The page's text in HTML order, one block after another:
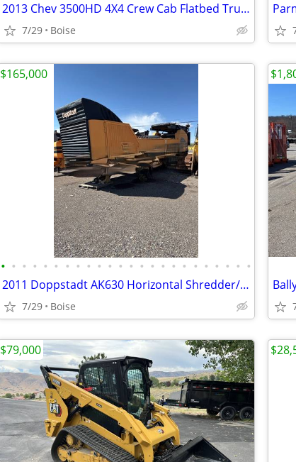
2013 Chev 3500HD 4X4 Crew Cab Flatbed Truck
7/29 Boise
• • • • • • • • • • • • • • • • • • • • • • • •
2011 Doppstadt AK630 Horizontal Shredder/Grinder
7/29 Boise
$165,000
$79,000